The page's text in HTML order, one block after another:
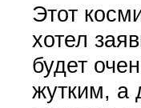
Этот
хотел
будет
жутким, а